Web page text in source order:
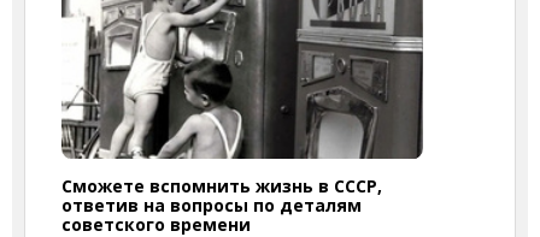
Сможете вспомнить жизнь в СССР,
ответив на вопросы по деталям
советского времени